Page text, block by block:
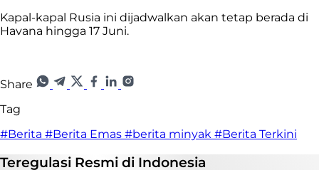
Kapal-kapal Rusia ini dijadwalkan akan tetap berada di
Havana hingga 17 Juni.
Share
Tag
#Berita #Berita Emas #berita minyak #Berita Terkini
Teregulasi Resmi di Indonesia